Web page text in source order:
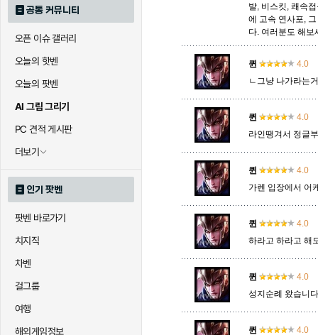
공통 커뮤니티
오픈 이슈 갤러리
오늘의 핫벤
오늘의 팟벤
AI 그림 그리기
PC 견적 게시판
더보기
인기 팟벤
팟벤 바로가기
치지직
차벤
걸그룹
여행
해외게임정보
발, 비스킷, 쾌속
에 고속 연사포,
다. 여러분도 해보
퀸
4.0
ㄴ그냥 나가라는
퀸
4.0
라인땡겨서 정글
퀸
4.0
가렌 입장에서 어
퀸
4.0
하라고 하라고 해
퀸
4.0
성지순례 왔습니다
퀸 4.0